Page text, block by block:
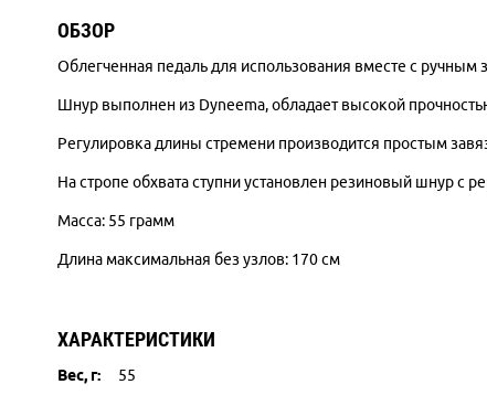
ОБЗОР
Облегченная педаль для использования вместе с ручным
Шнур выполнен из Dyneema, обладает высокой
Регулировка длины стремени производится простым
На стропе обхвата ступни установлен резиновый шнур с
Масса: 55 грамм
Длина максимальная без узлов: 170 см
ХАРАКТЕРИСТИКИ
Вес, г:
55